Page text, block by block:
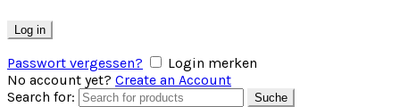
Log in
Passwort vergessen?
Login merken
No account yet? Create an Account
Search for:
Suche